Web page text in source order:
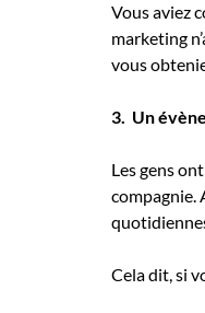
Vous aviez
marketing
vous
3. Un
Les gens
compagnie.
Cela dit, si